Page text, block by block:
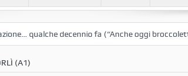
qualche decennio fa (“Anche oggi broccoletti e
(A1)